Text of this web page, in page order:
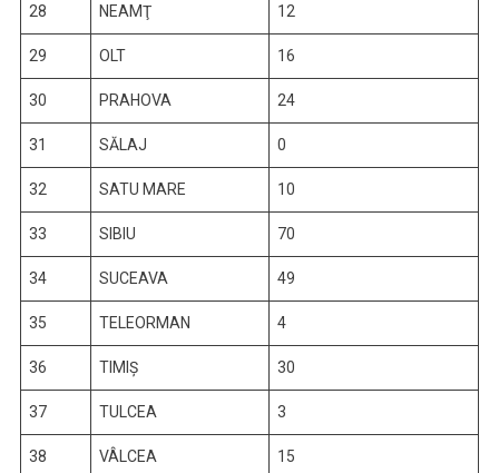
28 NEAMŢ 12
29 OLT 16
30 PRAHOVA 24
31 SĂLAJ 0
32 SATU MARE 10
33 SIBIU 70
34 SUCEAVA 49
35 TELEORMAN 4
36 TIMIŞ 30
37 TULCEA 3
38 VÂLCEA 15